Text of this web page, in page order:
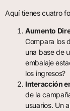
Aquí tienes cuatro
Aumento
Compara los
una base de
embalaje
los ingresos?
Interacción
de la
usuarios. Un